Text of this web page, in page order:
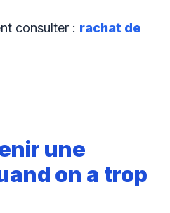
consulter : rachat de
une
on a trop